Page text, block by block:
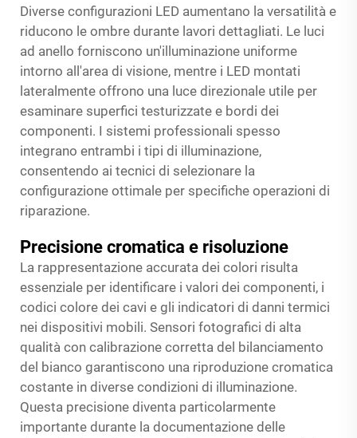
Diverse configurazioni LED aumentano la versatilità e
riducono le ombre durante lavori dettagliati. Le luci
ad anello forniscono un'illuminazione uniforme
intorno all'area di visione, mentre i LED montati
lateralmente offrono una luce direzionale utile per
esaminare superfici testurizzate e bordi dei
componenti. I sistemi professionali spesso
integrano entrambi i tipi di illuminazione,
consentendo ai tecnici di selezionare la
configurazione ottimale per specifiche operazioni di
riparazione.
Precisione cromatica e risoluzione
La rappresentazione accurata dei colori risulta
essenziale per identificare i valori dei componenti, i
codici colore dei cavi e gli indicatori di danni termici
nei dispositivi mobili. Sensori fotografici di alta
qualità con calibrazione corretta del bilanciamento
del bianco garantiscono una riproduzione cromatica
costante in diverse condizioni di illuminazione.
Questa precisione diventa particolarmente
importante durante la documentazione delle